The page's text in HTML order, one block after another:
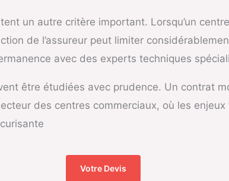
un autre critère important. Lorsqu’un
de l’assureur peut limiter
avec des experts techniques
être étudiées avec prudence. Un contrat
des centres commerciaux, où les
Votre Devis